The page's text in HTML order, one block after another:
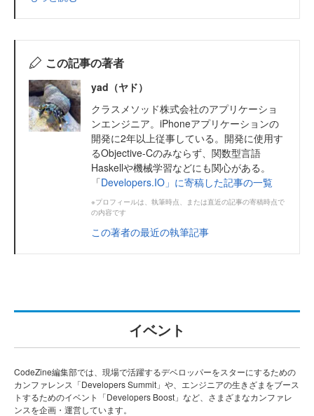
この記事の著者
yad（ヤド）
クラスメソッド株式会社のアプリケーショ
ンエンジニア。iPhoneアプリケーションの
開発に2年以上従事している。開発に使用す
るObjective-Cのみならず、関数型言語
Haskellや機械学習などにも関心がある。
「Developers.IO」に寄稿した記事の一覧
※プロフィールは、執筆時点、または直近の記事の寄稿時点で
の内容です
この著者の最近の執筆記事
イベント
CodeZine編集部では、現場で活躍するデベロッパーをスターにするための
カンファレンス「Developers Summit」や、エンジニアの生きざまをブース
トするためのイベント「Developers Boost」など、さまざまなカンファレ
ンスを企画・運営しています。